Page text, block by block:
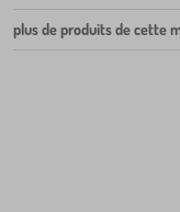
plus de produits de cette